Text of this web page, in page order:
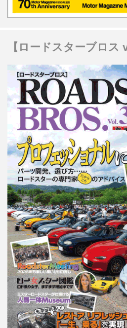
【ロードスターブロス